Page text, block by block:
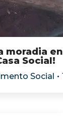
moradia
Social!
Social